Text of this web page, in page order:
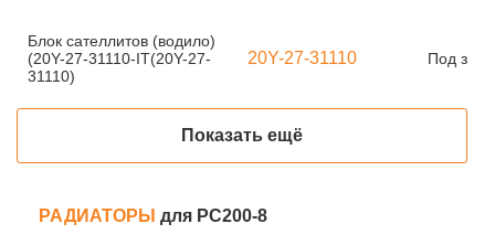
Блок сателлитов (водило)
(20Y-27-31110-IT(20Y-27-
31110)
20Y-27-31110 Под
Показать ещё
РАДИАТОРЫ для PC200-8